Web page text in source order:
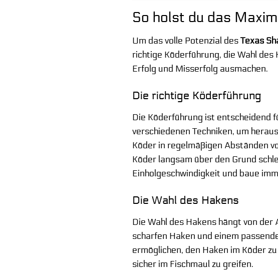
So holst du das
Um das volle Potenzial desTexas
richtige Köderführung, die Wahl
Erfolg und Misserfolg ausmachen.
Die richtige Köderführung
Die Köderführung ist entscheidend
verschiedenen Techniken, um
Köder in regelmäßigen Abständen
Köder langsam über den Grund
Einholgeschwindigkeit und baue
Die Wahl des Hakens
Die Wahl des Hakens hängt von
scharfen Haken und einem
ermöglichen, den Haken im Köder
sicher im Fischmaul zu greifen.